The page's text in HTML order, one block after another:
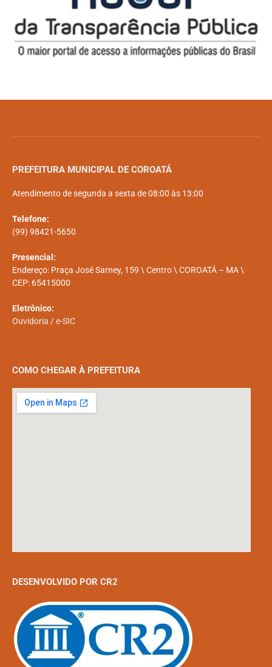
PREFEITURA MUNICIPAL DE COROATÁ
Atendimento de segunda a sexta de 08:00 às 13:00
Telefone:
(99) 98421-5650
Presencial:
Endereço: Praça José Sarney, 159 \ Centro \ COROATÁ – MA \
CEP: 65415000
Eletrônico:
Ouvidoria /e-SIC
COMO CHEGAR À PREFEITURA
DESENVOLVIDO POR CR2